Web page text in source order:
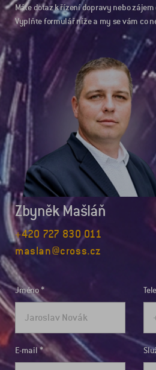
Máte dotaz k řízení dopravy nebo
Vyplňte formulář níže a my se vám co
Zbyněk Mašláň
+420 727 830 011
maslan@cross.cz
Jméno
E-mail